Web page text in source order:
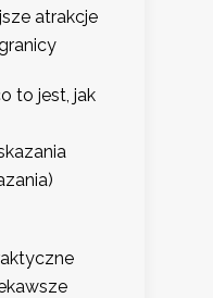
atrakcje
to jest, jak